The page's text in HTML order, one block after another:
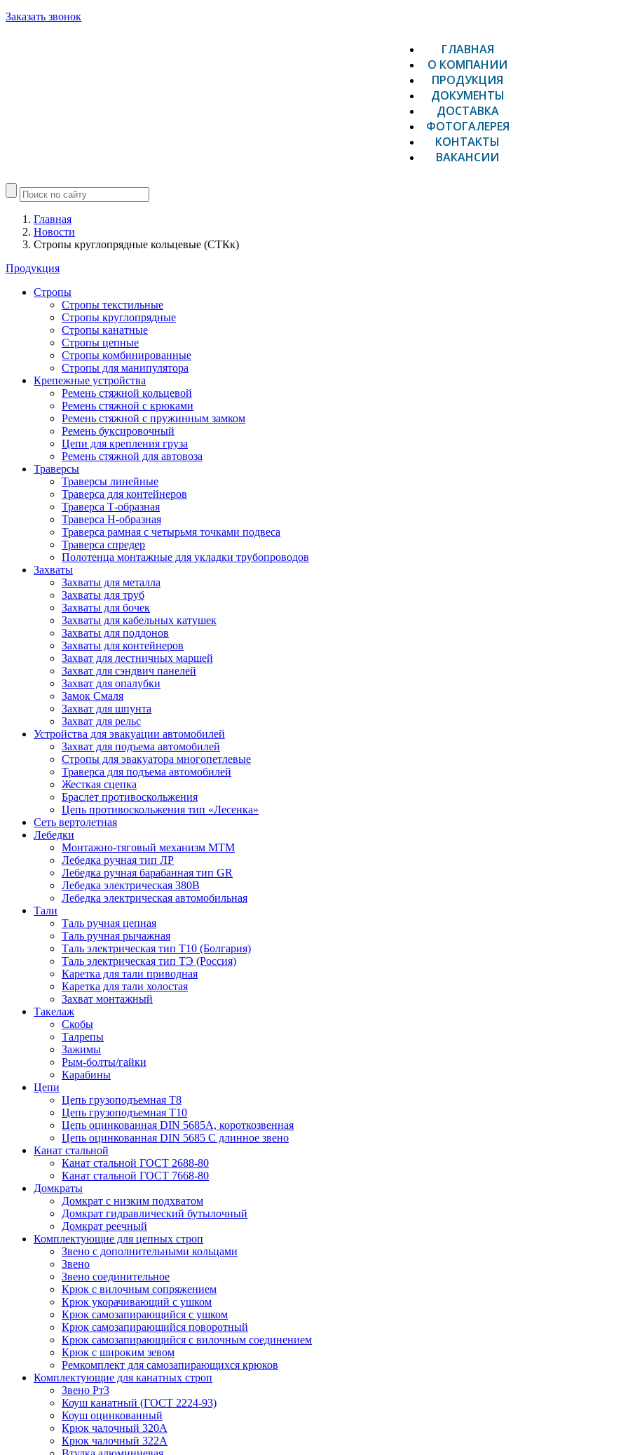
Заказать звонок
ГЛАВНАЯ
О КОМПАНИИ
ПРОДУКЦИЯ
ДОКУМЕНТЫ
ДОСТАВКА
ФОТОГАЛЕРЕЯ
КОНТАКТЫ
ВАКАНСИИ
Главная
Новости
Стропы круглопрядные кольцевые (СТКк)
Продукция
Стропы
Стропы текстильные
Стропы круглопрядные
Стропы канатные
Стропы цепные
Стропы комбинированные
Стропы для манипулятора
Крепежные устройства
Ремень стяжной кольцевой
Ремень стяжной с крюками
Ремень стяжной с пружинным замком
Ремень буксировочный
Цепи для крепления груза
Ремень стяжной для автовоза
Траверсы
Траверсы линейные
Траверса для контейнеров
Траверса Т-образная
Траверса Н-образная
Траверса рамная с четырьмя точками подвеса
Траверса спредер
Полотенца монтажные для укладки трубопроводов
Захваты
Захваты для металла
Захваты для труб
Захваты для бочек
Захваты для кабельных катушек
Захваты для поддонов
Захваты для контейнеров
Захват для лестничных маршей
Захват для сэндвич панелей
Захват для опалубки
Замок Смаля
Захват для шпунта
Захват для рельс
Устройства для эвакуации автомобилей
Захват для подъема автомобилей
Стропы для эвакуатора многопетлевые
Траверса для подъема автомобилей
Жесткая сцепка
Браслет противоскольжения
Цепь противоскольжения тип «Лесенка»
Сеть вертолетная
Лебедки
Монтажно-тяговый механизм МТМ
Лебедка ручная тип ЛР
Лебедка ручная барабанная тип GR
Лебедка электрическая 380В
Лебедка электрическая автомобильная
Тали
Таль ручная цепная
Таль ручная рычажная
Таль электрическая тип Т10 (Болгария)
Таль электрическая тип ТЭ (Россия)
Каретка для тали приводная
Каретка для тали холостая
Захват монтажный
Такелаж
Скобы
Талрепы
Зажимы
Рым-болты/гайки
Карабины
Цепи
Цепь грузоподъемная Т8
Цепь грузоподъемная Т10
Цепь оцинкованная DIN 5685A, короткозвенная
Цепь оцинкованная DIN 5685 С длинное звено
Канат стальной
Канат стальной ГОСТ 2688-80
Канат стальной ГОСТ 7668-80
Домкраты
Домкрат с низким подхватом
Домкрат гидравлический бутылочный
Домкрат реечный
Комплектующие для цепных строп
Звено с дополнительными кольцами
Звено
Звено соединительное
Крюк с вилочным сопряжением
Крюк укорачивающий с ушком
Крюк самозапирающийся с ушком
Крюк самозапирающийся поворотный
Крюк самозапирающийся с вилочным соединением
Крюк с широким зевом
Ремкомплект для самозапирающихся крюков
Комплектующие для канатных строп
Звено Рт3
Коуш канатный (ГОСТ 2224-93)
Коуш оцинкованный
Крюк чалочный 320А
Крюк чалочный 322А